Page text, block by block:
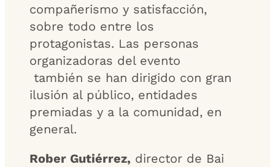
compañerismo y satisfacción,
sobre todo entre los
protagonistas. Las personas
organizadoras del evento
también se han dirigido con gran
ilusión al público, entidades
premiadas y a la comunidad, en
general.
Rober Gutiérrez, director de Bai